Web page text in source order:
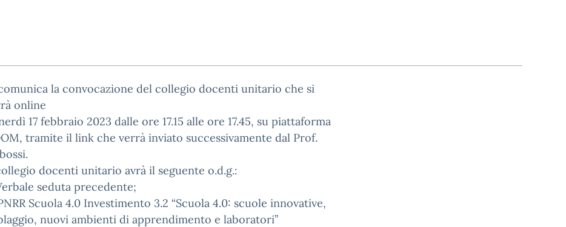
la convocazione del collegio docenti unitario che si
online
17 febbraio 2023 dalle ore 17.15 alle ore 17.45, su piattaforma
tramite il link che verrà inviato successivamente dal Prof.
docenti unitario avrà il seguente o.d.g.:
seduta precedente;
Scuola 4.0 Investimento 3.2 “Scuola 4.0: scuole innovative,
nuovi ambienti di apprendimento e laboratori”